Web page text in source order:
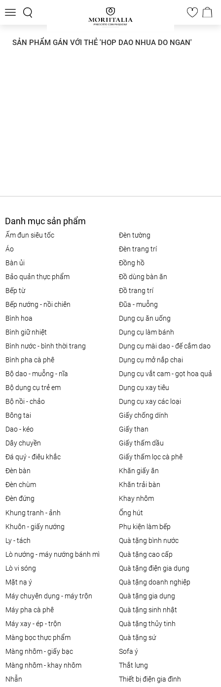
Toggle
0
SẢN PHẨM GÁN VỚI THẺ 'HOP DAO NHUA DO NGAN'
Danh mục sản phẩm
ấm đun siêu tốc
áo
bàn ủi
bảo quản thực phẩm
bếp từ
bếp nướng - nồi chiên
bình hoa
bình giữ nhiệt
bình nước - bình thời trang
bình pha cà phê
bộ dao - muỗng - nĩa
bộ dụng cụ trẻ em
bộ nồi - chảo
bông tai
dao - kéo
dây chuyền
đá quý - điêu khắc
đèn bàn
đèn chùm
đèn đứng
đèn tường
đèn trang trí
đồng hồ
đồ dùng bàn ăn
đồ trang trí
đũa - muỗng
dụng cụ ăn uống
dụng cụ làm bánh
dụng cụ mài dao - đế cắm dao
dụng cụ mở nắp chai
dụng cụ vắt cam - gọt hoa quả
dụng cụ xay tiêu
dụng cụ xay các loại
giấy chống dính
giấy than
giấy thấm dầu
giấy thấm lọc cà phê
khăn giấy ăn
khăn trải bàn
khay nhôm
khung tranh - ảnh
khuôn - giấy nướng
ly - tách
lò nướng - máy nướng bánh mì
lò vi sóng
mặt nạ ý
máy chuyên dụng - máy trộn
máy pha cà phê
máy xay - ép - trộn
màng bọc thực phẩm
màng nhôm - giấy bạc
màng nhôm - khay nhôm
nhẫn
ống hút
phụ kiện làm bếp
quà tặng bình nước
quà tặng cao cấp
quà tặng điện gia dụng
quà tặng doanh nghiệp
quà tặng gia dụng
quà tặng sinh nhật
quà tặng thủy tinh
quà tặng sứ
sofa ý
thắt lưng
thiết bị điện gia đình